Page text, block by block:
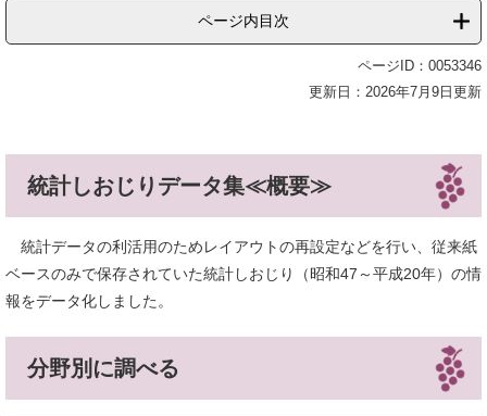
ページ内目次
ページID：0053346
更新日：2026年7月9日更新
統計しおじりデータ集≪概要≫
統計データの利活用のためレイアウトの再設定などを行い、従来紙
ベースのみで保存されていた統計しおじり（昭和47～平成20年）の情
報をデータ化しました。
分野別に調べる